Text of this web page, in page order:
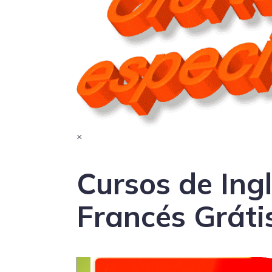
×
Cursos de
Francés